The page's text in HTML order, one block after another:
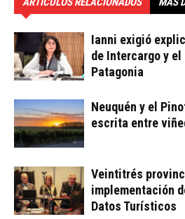
Ianni exigió
de Intercargo y
Patagonia
Neuquén y el
escrita entre
Veintitrés
implementación
Datos Turísticos